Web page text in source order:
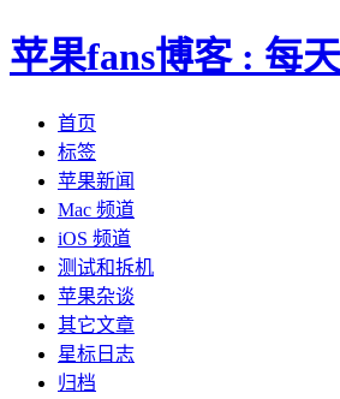
苹果fans博客 : 每
首页
标签
苹果新闻
Mac 频道
iOS 频道
测试和拆机
苹果杂谈
其它文章
星标日志
归档